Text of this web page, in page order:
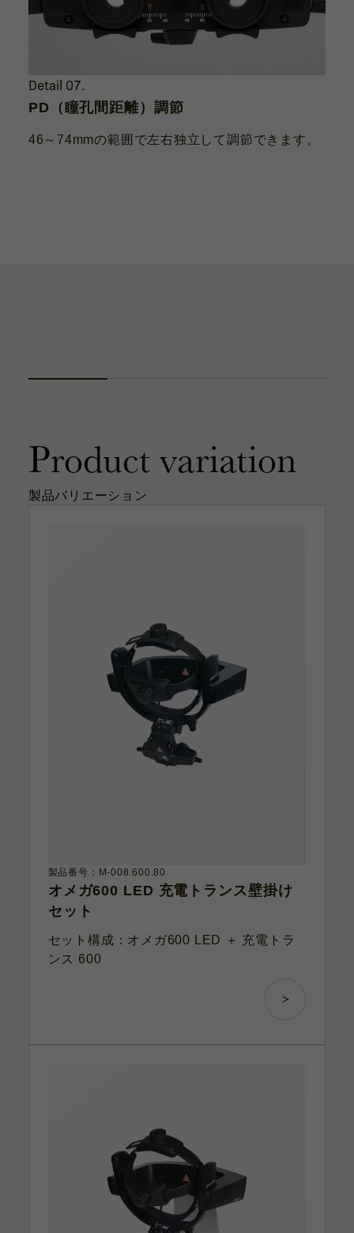
Detail 07.
PD（瞳孔間距離）調節
46～74mmの範囲で左右独立して調節できます。
Productvariation
製品バリエーション
製品番号：M-008.600.80
オメガ600 LED 充電トランス壁掛け
セット
セット構成：オメガ600 LED ＋ 充電トラ
ンス 600